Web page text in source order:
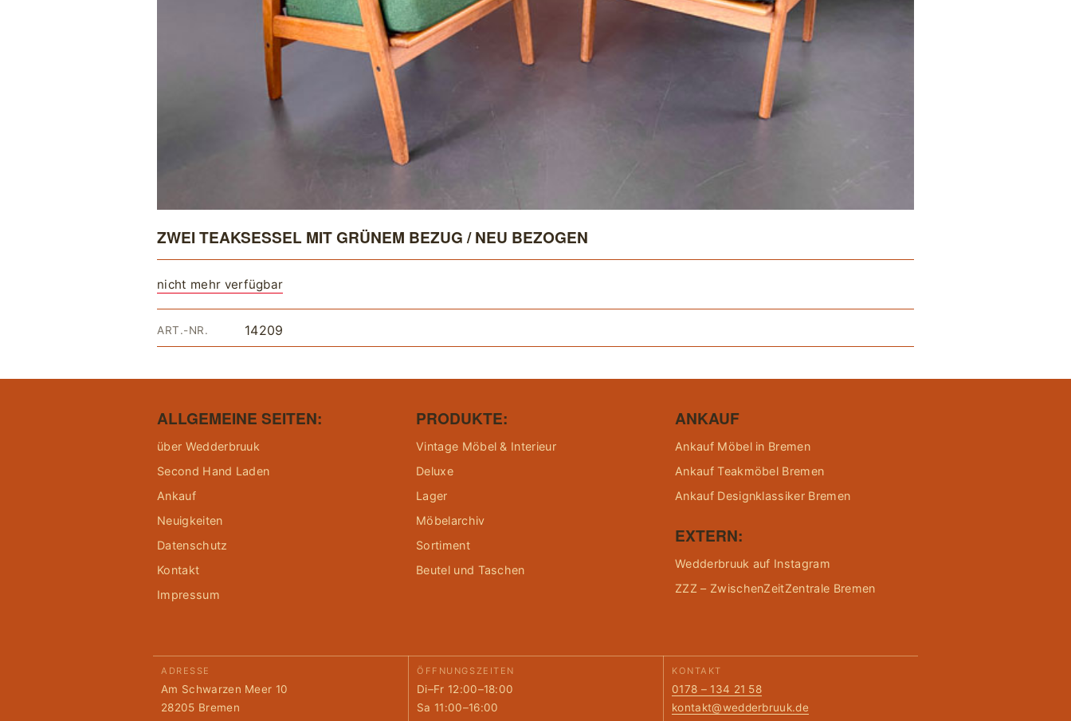
ZWEI TEAKSESSEL MIT GRÜNEM BEZUG / NEU BEZOGEN
nicht mehr verfügbar
ART.-NR. 14209
ALLGEMEINE SEITEN:
über Wedderbruuk
Second Hand Laden
Ankauf
Neuigkeiten
Datenschutz
Kontakt
Impressum
PRODUKTE:
Vintage Möbel & Interieur
Deluxe
Lager
Möbelarchiv
Sortiment
Beutel und Taschen
ANKAUF
Ankauf Möbel in Bremen
Ankauf Teakmöbel Bremen
Ankauf Designklassiker Bremen
EXTERN:
Wedderbruuk auf Instagram
ZZZ – ZwischenZeitZentrale Bremen
ADRESSE
Am Schwarzen Meer 10
28205 Bremen
ÖFFNUNGSZEITEN
Di–Fr 12:00–18:00
Sa 11:00–16:00
KONTAKT
0178 – 134 21 58
kontakt@wedderbruuk.de